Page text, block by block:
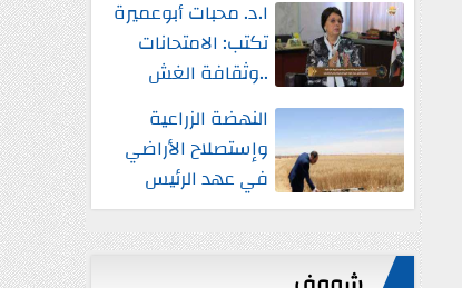
ا.د. محبات أبوعميرة
تكتب: الامتحانات
..وثقافة الغش
النهضة الزراعية
وإستصلاح الأراضي
في عهد الرئيس
السيسي